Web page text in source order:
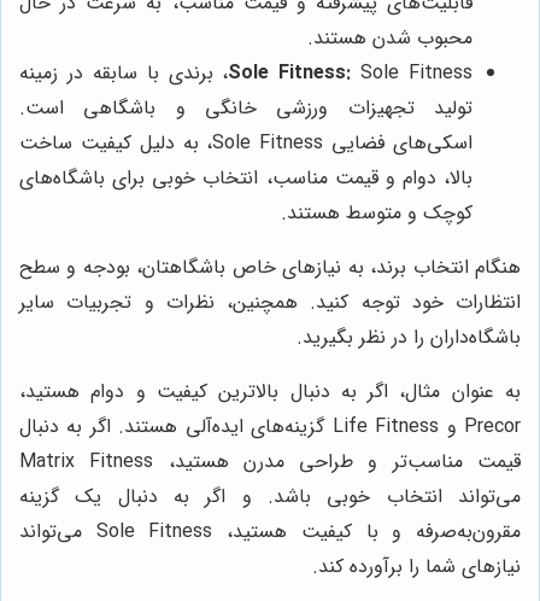
محبوب شدن هستند.
Sole Fitness:Sole Fitness، برندی با سابقه در زمینه
تولید تجهیزات ورزشی خانگی و باشگاهی است.
اسکی‌های فضایی Sole Fitness، به دلیل کیفیت ساخت
بالا، دوام و قیمت مناسب، انتخاب خوبی برای باشگاه‌های
کوچک و متوسط هستند.
هنگام انتخاب برند، به نیازهای خاص باشگاهتان، بودجه و سطح
انتظارات خود توجه کنید. همچنین، نظرات و تجربیات سایر
باشگاه‌داران را در نظر بگیرید.
به عنوان مثال، اگر به دنبال بالاترین کیفیت و دوام هستید،
Precor و Life Fitness گزینه‌های ایده‌آلی هستند. اگر به دنبال
قیمت مناسب‌تر و طراحی مدرن هستید، Matrix Fitness
می‌تواند انتخاب خوبی باشد. و اگر به دنبال یک گزینه
مقرون‌به‌صرفه و با کیفیت هستید، Sole Fitness می‌تواند
نیازهای شما را برآورده کند.